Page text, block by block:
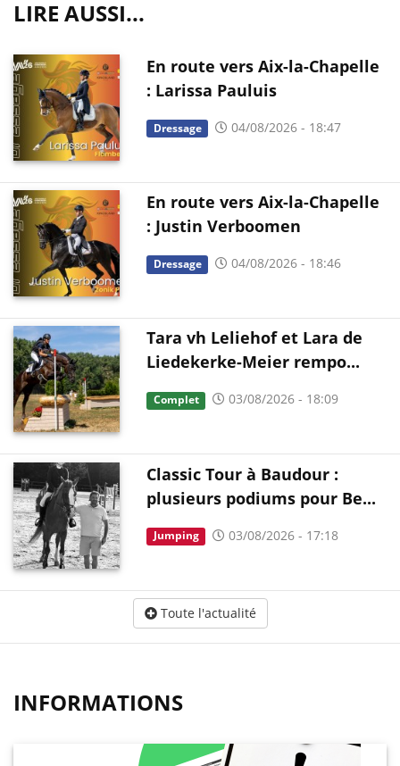
LIRE AUSSI...
En route vers Aix-la-Chapelle
: Larissa Pauluis
Dressage 04/08/2026 - 18:47
En route vers Aix-la-Chapelle
: Justin Verboomen
Dressage 04/08/2026 - 18:46
Tara vh Leliehof et Lara de
Liedekerke-Meier rempo...
Complet 03/08/2026 - 18:09
Classic Tour à Baudour :
plusieurs podiums pour Be...
Jumping 03/08/2026 - 17:18
Toute l'actualité
INFORMATIONS